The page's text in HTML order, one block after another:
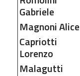
Gabriele
MagnoniAlice
Capriotti
Lorenzo
Malagutti